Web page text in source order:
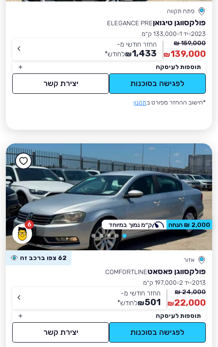
פתח תקווה
פולקסווגן טיגואןELEGANCE PRE
2023 יד 1
133,000 ק״מ
159,000 ₪
139,000
₪
החזר חודשי מ-
1,433
₪לחודש*
תוספות לעיסקה
לפגישה בסוכנות יצירת קשר
*חישוב ההחזר מפורט בתקנון
6
אזור 62 צפו ברכב זה
פולקסווגן פאסאטCOMFORTLINE
2013 יד 2
197,000 ק״מ
24,000 ₪
22,000
₪
החזר חודשי מ-
501
₪לחודש*
תוספות לעיסקה
לפגישה בסוכנות יצירת קשר
2,000 ₪ הנחה ק״מ נמוך במיוחד